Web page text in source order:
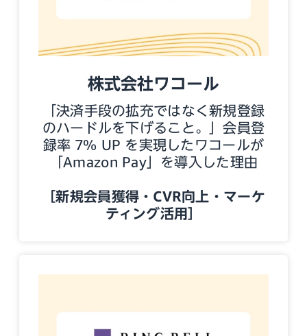
株式会社ワコール
「決済手段の拡充ではなく新規登録
のハードルを下げること。」会員登
録率 7％ UP を実現したワコールが
「Amazon Pay」を導入した理由
［新規会員獲得・CVR向上・マーケ
ティング活用］